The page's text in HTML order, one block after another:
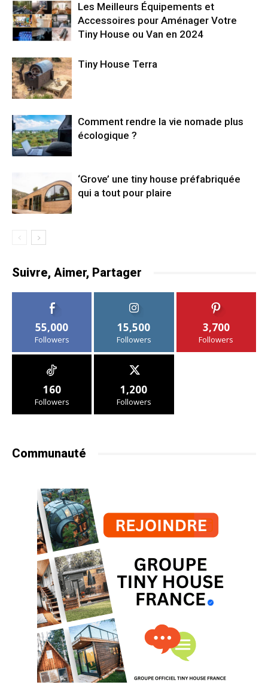
Les Meilleurs Équipements et
Accessoires pour Aménager Votre
Tiny House ou Van en 2024
Tiny House Terra
Comment rendre la vie nomade plus
écologique ?
‘Grove’ une tiny house préfabriquée
qui a tout pour plaire
Suivre, Aimer, Partager
55,000
Followers
15,500
Followers
3,700
Followers
160
Followers
1,200
Followers
Communauté